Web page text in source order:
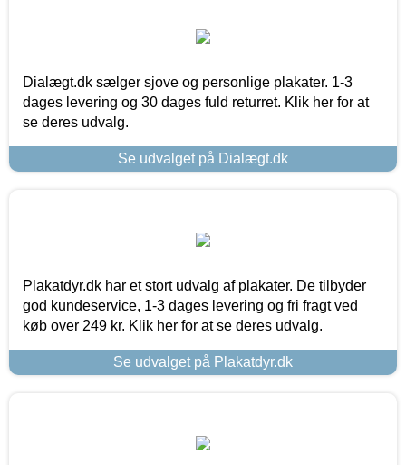
Dialægt.dk sælger sjove og personlige plakater. 1-3
dages levering og 30 dages fuld returret. Klik her for at
se deres udvalg.
Se udvalget på Dialægt.dk
Plakatdyr.dk har et stort udvalg af plakater. De tilbyder
god kundeservice, 1-3 dages levering og fri fragt ved
køb over 249 kr. Klik her for at se deres udvalg.
Se udvalget på Plakatdyr.dk